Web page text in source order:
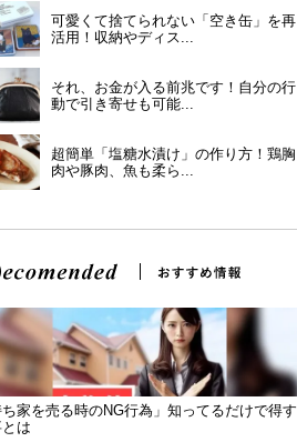
可愛くて捨てられない「空き缶」を再
活用！収納やディス...
それ、お金が入る前兆です！自分の行
動で引き寄せも可能...
超簡単「塩糖水漬け」の作り方！鶏胸
肉や豚肉、魚も柔ら...
家を売る時のNG行為」知ってるだけで得す
は